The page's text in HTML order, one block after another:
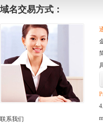
域名交易方式：
联系我们